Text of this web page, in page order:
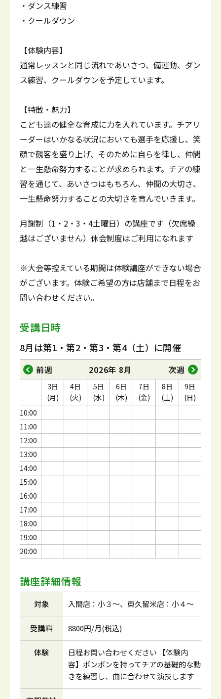
・ダンス練習
・クールダウン
【体験内容】
通常レッスンと同じ流れであいさつ、備運動、ダン
ス練習、クールダウンを予定しています。
【特徴・魅力】
こども達の健全な育成に力を入れています。チアリ
ーダーはいかなる状況においても選手を応援し、笑
顔で観客を盛り上げ、そのために自らを律し、仲間
と一生懸命努力することが求められます。チアの練
習を通じて、あいさつはもちろん、仲間の大切さ、
一生懸命努力することの大切さを育んでいきます。
月謝制（1・2・3・4土曜日）の講座です（欠席繰
越はございません）休会制度はご利用になれます
※大会等控えている期間は体験講座ができない場合
がございます。体験ご希望の方は店舗まで日程をお
問い合わせください。
受講日時
8月は第1・第2・第3・第4（土）に開催
前週 2026年 8月 次週
10:00
11:00
12:00
13:00
14:00
15:00
16:00
17:00
18:00
19:00
20:00
3日
(月)
4日
(火)
5日
(水)
6日
(木)
7日
(金)
8日
(土)
9日
(日)
講座詳細情報
対象 入間店：小３～、東久留米店：小４～
受講料 8800円/月(税込)
体験
日程お問い合わせください 【体験内
容】ポンポンを持ってチアの基礎的な動
きを練習し、曲に合わせて演技します